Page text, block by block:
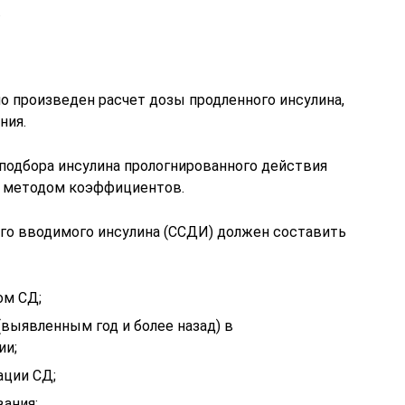
произведен расчет дозы продленного инсулина,
инсулина прологнированного действия
методом коэффициентов.
вводимого инсулина (ССДИ) должен составить
СД;
год и более назад) в
СД;